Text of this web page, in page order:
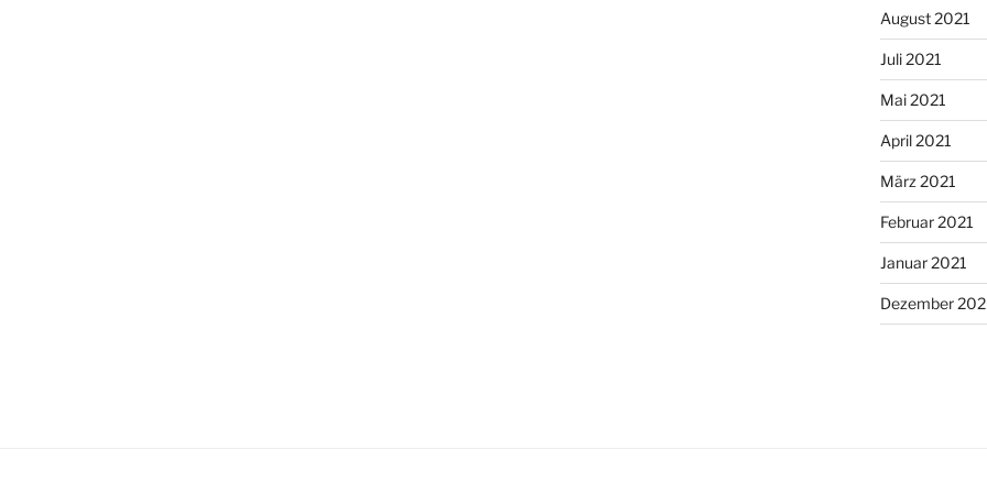
August 2021
Juli 2021
Mai 2021
April 2021
März 2021
Februar 2021
Januar 2021
Dezember